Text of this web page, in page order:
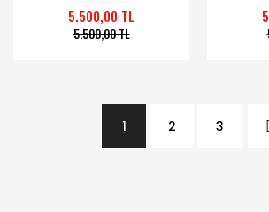
5.500,00 TL
5.500,00 TL
1 2 3